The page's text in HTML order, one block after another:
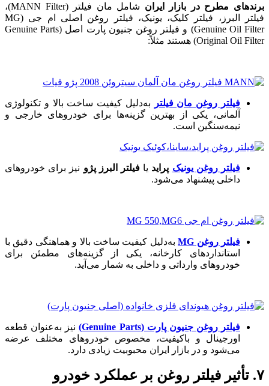
برندهای مطرح در بازار ایران
شامل مان فیلتر (MANN Filter)،
فیلتر البرز، فیلتر کلیک، یونیک، فیلتر روغن اصلی ام جی (MG
Genuine Oil Filter) و فیلتر روغن جنیون پارت اصل (Genuine Parts
Original Oil Filter) هستند مثلاً:
فیلتر روغن مان فیلتر
به‌دلیل کیفیت ساخت بالا و تکنولوژی
آلمانی، یکی از بهترین گزینه‌ها برای خودروهای خارجی و
نیمه‌سنگین است.
فیلتر روغن یونیک پراید یا فیلتر البرز پژو نیز برای خودروهای
داخلی پیشنهاد می‌شود.
فیلتر روغن MG
به‌دلیل کیفیت ساخت بالا و هماهنگی دقیق با
استانداردهای کارخانه، یکی از گزینه‌های مطمئن برای
خودروهای وارداتی و داخلی به شمار می‌آید.
فیلتر روغن جنیون پارت (Genuine Parts)
نیز به‌عنوان قطعه
اورجینال و باکیفیت، مخصوص خودروهای مختلف عرضه
می‌شود و در بازار ایران محبوبیت زیادی دارد.
۷. تأثیر فیلتر روغن بر عملکرد خودرو